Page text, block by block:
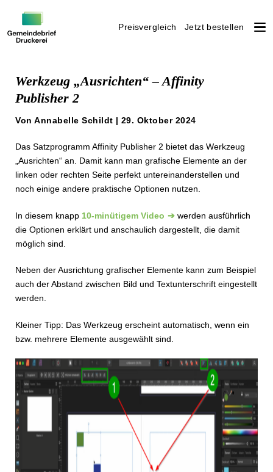
Preisvergleich Jetzt bestellen
InhaltWerkzeug „Ausrichten“ ­– Affinity
Publisher 2
Von Annabelle Schildt | 29. Oktober 2024
Das Satzprogramm Affinity Publisher 2 bietet das Werkzeug
„Ausrichten“ an. Damit kann man grafische Elemente an der
linken oder rechten Seite perfekt untereinanderstellen und
noch einige andere praktische Optionen nutzen.
In diesem knapp 10-minütigem Video
werden ausführlich
die Optionen erklärt und anschaulich dargestellt, die damit
möglich sind.
Neben der Ausrichtung grafischer Elemente kann zum Beispiel
auch der Abstand zwischen Bild und Textunterschrift eingestellt
werden.
Kleiner Tipp: Das Werkzeug erscheint automatisch, wenn ein
bzw. mehrere Elemente ausgewählt sind.